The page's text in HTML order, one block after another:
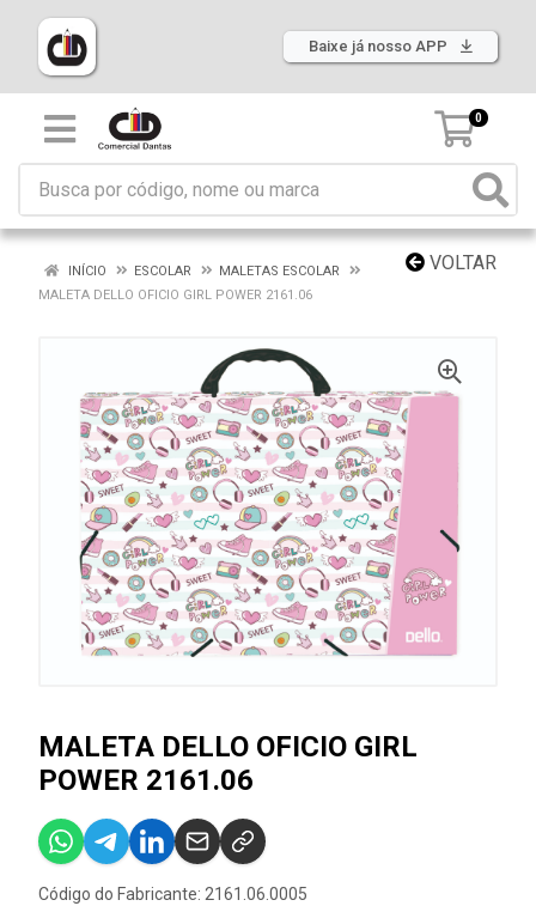
Baixe já nosso APP
0
VOLTAR
INÍCIO ESCOLAR
MALETAS ESCOLAR
MALETA DELLO OFICIO GIRL POWER 2161.06
MALETA DELLO OFICIO GIRL
POWER 2161.06
Código do Fabricante: 2161.06.0005